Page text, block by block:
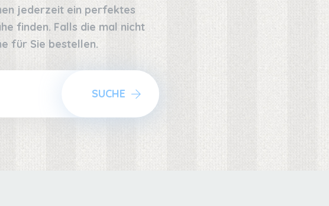
jederzeit ein perfektes
finden. Falls die mal nicht
für Sie bestellen.
SUCHE